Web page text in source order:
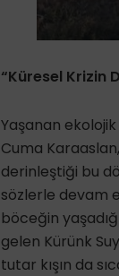
“Küresel Krizin
Yaşanan
Cuma
derinleştiği bu
sözlerle devam
böceğin
gelen Kürünk
tutar kışın da